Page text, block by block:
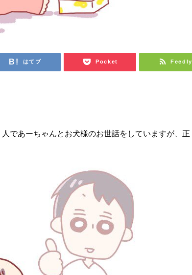
はてブ Pocket Feedly
であーちゃんとお犬様のお世話をしていますが、正